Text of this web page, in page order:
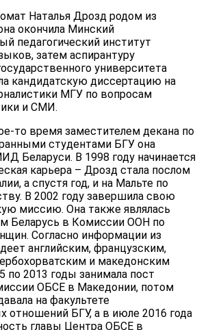
Наталья Дрозд родом из
окончила Минский
педагогический институт
затем аспирантуру
университета
кандидатскую диссертацию на
МГУ по вопросам
и СМИ.
то время заместителем декана по
студентами БГУ она
Беларуси. В 1998 году начинается
карьера – Дрозд стала послом
а спустя год, и на Мальте по
В 2002 году завершила свою
миссию. Она также являлась
Беларусь в Комиссии ООН по
Согласно информации из
английским, французским,
и македонским
по 2013 годы занимала пост
ОБСЕ в Македонии, потом
на факультете
отношений БГУ, а в июле 2016 года
главы Центра ОБСЕ в